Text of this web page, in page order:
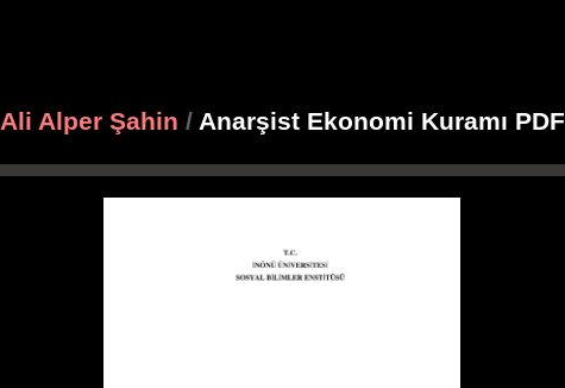
Ali Alper Şahin /Anarşist Ekonomi Kuramı PDF